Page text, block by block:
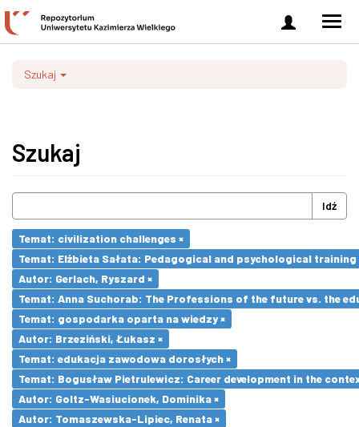
Zaloguj
się
Szukaj
Szukaj
Idź
Temat: civilization challenges ×
Temat: Elżbieta Sałata: Pedagogical and psychological
Autor: Gerlach, Ryszard ×
Temat: Anna Suchorab: The Professions of the future vs. the
Temat: gospodarka oparta na wiedzy ×
Autor: Brzeziński, Łukasz ×
Temat: edukacja zawodowa dorosłych ×
Temat: Bogusław Pietrulewicz: Career development in the
Autor: Goltz-Wasiucionek, Dominika ×
Autor: Tomaszewska-Lipiec, Renata ×